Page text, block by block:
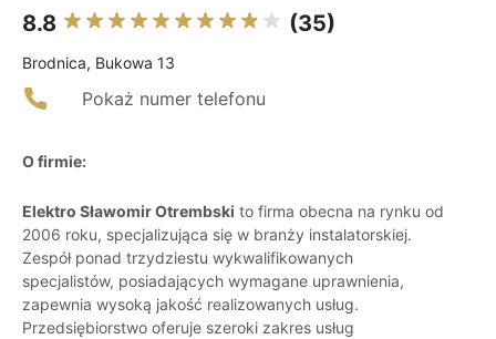
8.8 (35)
Brodnica, Bukowa 13
Pokaż numer telefonu
O firmie:
Elektro Sławomir Otrembski to firma obecna na rynku od
2006 roku, specjalizująca się w branży instalatorskiej.
Zespół ponad trzydziestu wykwalifikowanych
specjalistów, posiadających wymagane uprawnienia,
zapewnia wysoką jakość realizowanych usług.
Przedsiębiorstwo oferuje szeroki zakres usług